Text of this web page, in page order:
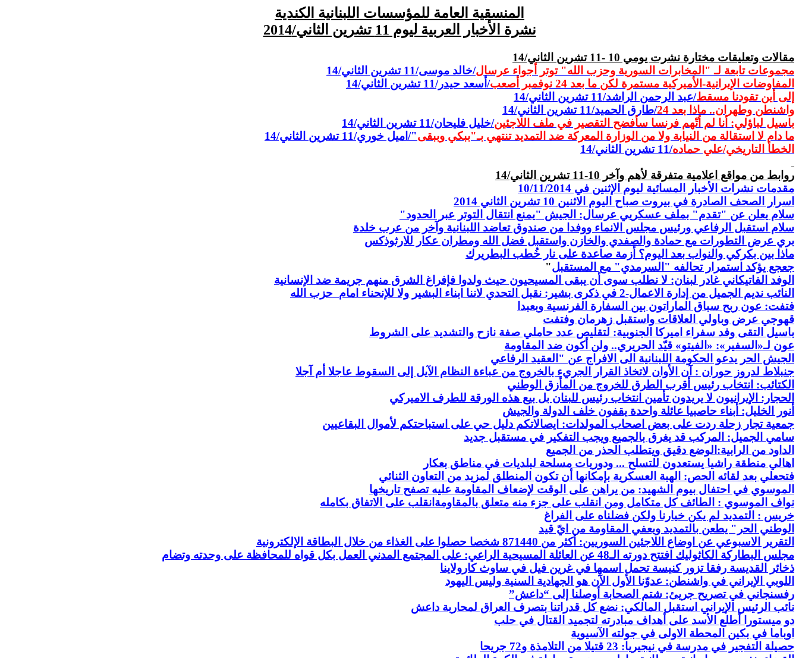
المنسقية العامة للمؤسسات اللبنانية الكندية
نشرة الأخبار العربية ليوم 11 تشرين الثاني/2014
مقالات وتعليقات مختارة نشرت يومي 10 -11 تشرين الثاني/14
مجموعات تابعة لـ "المخابرات السورية وحزب الله" توتر أجواء عرسال/خالد موسى/11 تشرين الثاني/14
المفاوضات الإيرانية-الأميركية مستمرة لكن ما بعد 24 نوفمبر أصعب
/أسعد حيدر/11 تشرين الثاني/14
إلى أين تقودنا مسقط/عبد الرحمن الراشد/11 تشرين الثاني/14
واشنطن وطهران.. ماذا بعد 24
/طارق الحميد/11 تشرين الثاني/14
باسيل لباؤلي: أنا لم أتّهم فرنسا سأفضح التقصير في ملف اللاجئين/خليل فليحان/11 تشرين الثاني/14
ما دام لا استقالة من النيابة ولا من الوزارة المعركة ضد التمديد تنتهي بـ"ببكي وببقى"/اميل خوري/11 تشرين الثاني/14
الخطأ التاريخي/علي حماده/11 تشرين الثاني/14
روابط من مواقع اعلامية متفرقة لأهم وآخر 10-11 تشرين الثاني/14
مقدمات نشرات الأخبار المسائية ليوم الإثنين في 10/11/2014
اسرار الصحف الصادرة في بيروت صباح اليوم الاثنين 10 تشرين الثاني 2014
سلام يعلن عن "تقدم" بملف عسكريي عرسال: الجيش "يمنع انتقال التوتر عبر الحدود"
سلام استقبل الرفاعي ورئيس مجلس الانماء ووفدا من صندوق تعاضد اللبنانية وآخر من عرب خلدة
بري عرض التطورات مع حمادة والصفدي والخازن واستقبل فضل الله ومطران عكار للارثوذكس
ماذا بين بكركي والنواب بعد اليوم؟ أزمة صاعدة على نار خُطب البطريرك
جعجع يؤكد استمرار تحالفه "السرمدي" مع المستقبل"
الوفد الفاتيكاني غادر لبنان: لا نطلب سوى أن يبقى المسيحيون حيث ولدوا فإفراغ الشرق منهم جريمة ضد الإنسانية
النائب نديم الجميل من إدارة الاعمال-2 في ذكرى بشير: نقبل التحدي لاننا ابناء البشير ولا للإنحناء امام
حزب الله
فتفت: عون ربح سباق الماراتون بين السفارة الفرنسية وبعبدا
قهوجي عرض وباولي العلاقات واستقبل زهرمان وفتفت
باسيل التقى وفد سفراء اميركا الجنوبية: لتقليص عدد حاملي صفة نازح والتشديد على الشروط
عون لـ«السفير»: «الفيتو» قيّد الحريري.. ولن أكون ضد المقاومة
الجيش الحر يدعو الحكومة اللبنانية الى الافراج عن "العقيد الرفاعي
جنبلاط لدروز حوران : آن الأوان لاتخاذ القرار الجريء بالخروج من عباءة النظام الآيل إلى السقوط عاجلا أم آجلا
الكتائب: انتخاب رئيس أقرب الطرق للخروج من المأزق الوطني
الحجار: الإيرانيون لا يريدون تأمين انتخاب رئيس للبنان بل بيع هذه الورقة للطرف الاميركي
أنور الخليل: أبناء حاصبيا عائلة واحدة يقفون خلف الدولة والجيش
جمعية تجار زحلة ردت على بعض اصحاب المولدات: ايصالاتكم دليل حي على استباحتكم لأموال البقاعيين
سامي الجميل: المركب قد يغرق بالجميع ويجب التفكير في مستقبل جديد
الداود من الرابية:الوضع دقيق ويتطلب الحذر من الجميع
اهالي منطقة راشيا يستعدون للتسلح ... ودوريات مسلحة لبلديات في مناطق بعكار
فتحعلي بعد لقائه الحص: الهبة العسكرية بإمكانها أن تكون المنطلق لمزيد من التعاون الثنائي
الموسوي في احتفال بيوم الشهيد: من يراهن على الوقت لإضعاف المقاومة عليه تصفح تاريخها
نواف الموسوي : الطائف كل متكامل ومن انقلب على جزء منه متعلق بالمقاومةانقلب على الاتفاق بكامله
خريس : التمديد لم يكن خيارنا ولكن فضلناه على الفراغ
الوطني الحر" يطعن بالتمديد ويعفي المقاومة من ايّ قيد
التقرير الاسبوعي عن اوضاع اللاجئين السوريين: أكثر من 871440 شخصا حصلوا على الغذاء من خلال البطاقة الإلكترونية
مجلس البطاركة الكاثوليك افتتح دورته الـ48 عن العائلة المسيحية الراعي: على المجتمع المدني العمل بكل قواه للمحافظة على وحدته وتضام
ذخائر القديسة رفقا تزور كنيسة تحمل اسمها في غرين فيل في ساوث كارولاينا
اللوبي الإيراني في واشنطن: عدوّنا الأول الآن هو الجهادية السنية وليس اليهود
رفسنجاني في تصريح جريئ: شتم الصحابة أوصلنا إلى “داعش”
نائب الرئيس الإيراني استقبل المالكي: نضع كل قدراتنا بتصرف العراق لمحاربة داعش
دو ميستورا أطلع الأسد على أهداف مبادرته لتجميد القتال في حلب
اوباما في بكين المحطة الاولى في جولته الآسيوية
حصيلة التفجير في مدرسة في نيجيريا: 23
قتيلا من التلامذة و72 جريحا